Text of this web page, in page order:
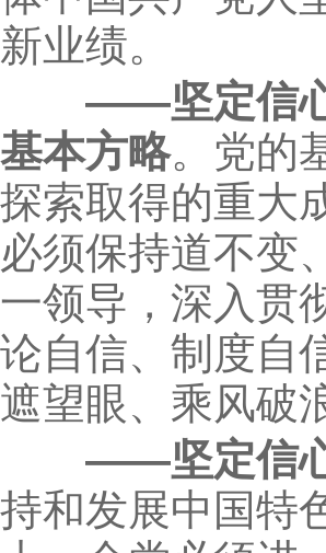
新业绩。
——坚定信心
基本方略。党的
探索取得的重大
必须保持道不变
一领导，深入贯
论自信、制度自
遮望眼、乘风破
——坚定信心
持和发展中国特